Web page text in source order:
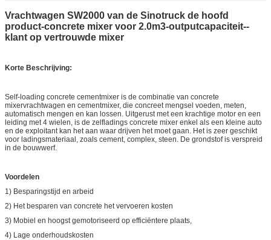
Vrachtwagen SW2000 van de Sinotruck de hoofd
product-concrete mixer voor 2.0m3-outputcapaciteit--
klant op vertrouwde mixer
Korte Beschrijving:
Self-loading concrete cementmixer is de combinatie van concrete
mixervrachtwagen en cementmixer, die concreet mengsel voeden, meten,
automatisch mengen en kan lossen. Uitgerust met een krachtige motor en een
leiding met 4 wielen, is de zelfladings concrete mixer enkel als een kleine auto
en de exploitant kan het aan waar drijven het moet gaan. Het is zeer geschikt
voor ladingsmateriaal, zoals cement, complex, steen. De grondstof is verspreid
in de bouwwerf.
Voordelen
1) Besparingstijd en arbeid
2) Het besparen van concrete het vervoeren kosten
3) Mobiel en hoogst gemotoriseerd op efficiëntere plaats,
4) Lage onderhoudskosten